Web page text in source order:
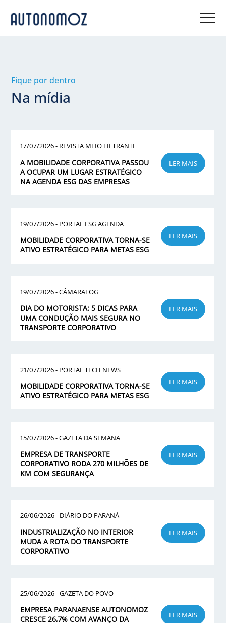
Fique por dentro
Na mídia
17/07/2026 - REVISTA MEIO FILTRANTE
A MOBILIDADE CORPORATIVA PASSOU
A OCUPAR UM LUGAR ESTRATÉGICO
NA AGENDA ESG DAS EMPRESAS
LER MAIS
19/07/2026 - PORTAL ESG AGENDA
MOBILIDADE CORPORATIVA TORNA-SE
ATIVO ESTRATÉGICO PARA METAS ESG
LER MAIS
19/07/2026 - CÂMARALOG
DIA DO MOTORISTA: 5 DICAS PARA
UMA CONDUÇÃO MAIS SEGURA NO
TRANSPORTE CORPORATIVO
LER MAIS
21/07/2026 - PORTAL TECH NEWS
MOBILIDADE CORPORATIVA TORNA-SE
ATIVO ESTRATÉGICO PARA METAS ESG
LER MAIS
15/07/2026 - GAZETA DA SEMANA
EMPRESA DE TRANSPORTE
CORPORATIVO RODA 270 MILHÕES DE
KM COM SEGURANÇA
LER MAIS
26/06/2026 - DIÁRIO DO PARANÁ
INDUSTRIALIZAÇÃO NO INTERIOR
MUDA A ROTA DO TRANSPORTE
CORPORATIVO
LER MAIS
25/06/2026 - GAZETA DO POVO
EMPRESA PARANAENSE AUTONOMOZ
CRESCE 26,7% COM AVANÇO DA
LER MAIS